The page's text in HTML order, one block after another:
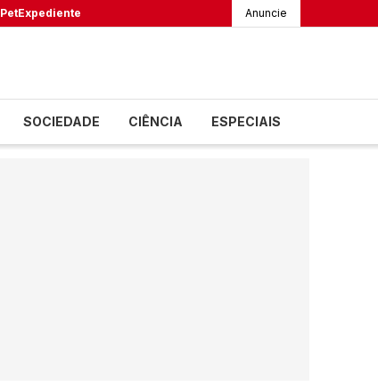
PetExpediente Anuncie
SOCIEDADE CIÊNCIA ESPECIAIS